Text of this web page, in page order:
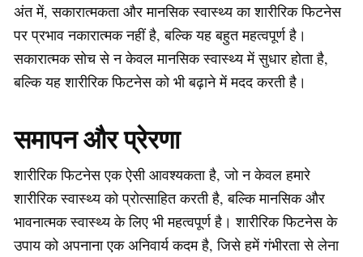
अंत में, सकारात्मकता और मानसिक स्वास्थ्य का शारीरिक फिटनेस
पर प्रभाव नकारात्मक नहीं है, बल्कि यह बहुत महत्वपूर्ण है।
सकारात्मक सोच से न केवल मानसिक स्वास्थ्य में सुधार होता है,
बल्कि यह शारीरिक फिटनेस को भी बढ़ाने में मदद करती है।
समापन और प्रेरणा
शारीरिक फिटनेस एक ऐसी आवश्यकता है, जो न केवल हमारे
शारीरिक स्वास्थ्य को प्रोत्साहित करती है, बल्कि मानसिक और
भावनात्मक स्वास्थ्य के लिए भी महत्वपूर्ण है। शारीरिक फिटनेस के
उपाय को अपनाना एक अनिवार्य कदम है, जिसे हमें गंभीरता से लेना